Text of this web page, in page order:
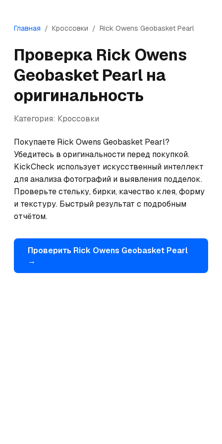
Главная / Кроссовки / Rick Owens Geobasket Pearl
Проверка Rick Owens
Geobasket Pearl на
оригинальность
Категория: Кроссовки
Покупаете Rick Owens Geobasket Pearl?
Убедитесь в оригинальности перед покупкой.
KickCheck использует искусственный интеллект
для анализа фотографий и выявления подделок.
Проверьте стельку, бирки, качество клея, форму
и текстуру. Быстрый результат с подробным
отчётом.
Проверить Rick Owens Geobasket Pearl
→